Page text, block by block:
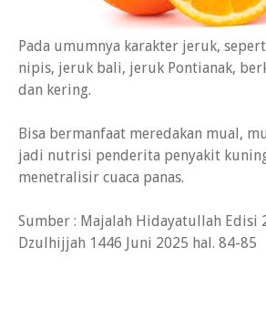
Pada umumnya karakter jeruk,
nipis, jeruk bali, jeruk Pontianak,
dan kering.
Bisa bermanfaat meredakan mual,
jadi nutrisi penderita penyakit
menetralisir cuaca panas.
Sumber : Majalah Hidayatullah Edisi
Dzulhijjah 1446 Juni 2025 hal. 84-85